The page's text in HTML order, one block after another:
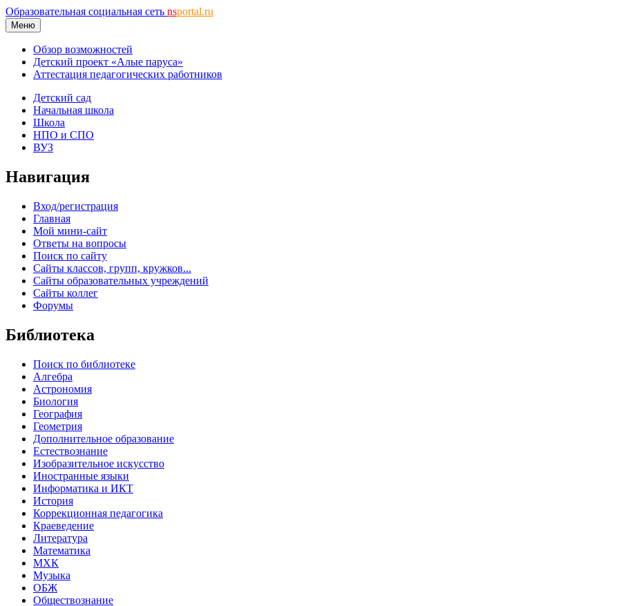
Образовательная социальная сеть nsportal.ru
Меню
Обзор возможностей
Детский проект «Алые паруса»
Аттестация педагогических работников
Детский сад
Начальная школа
Школа
НПО и СПО
ВУЗ
Навигация
Вход/регистрация
Главная
Мой мини-сайт
Ответы на вопросы
Поиск по сайту
Сайты классов, групп, кружков...
Сайты образовательных учреждений
Сайты коллег
Форумы
Библиотека
Поиск по библиотеке
Алгебра
Астрономия
Биология
География
Геометрия
Дополнительное образование
Естествознание
Изобразительное искусство
Иностранные языки
Информатика и ИКТ
История
Коррекционная педагогика
Краеведение
Литература
Математика
МХК
Музыка
ОБЖ
Обществознание